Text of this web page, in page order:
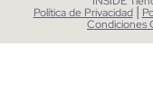
Política de Privacidad |
Condiciones